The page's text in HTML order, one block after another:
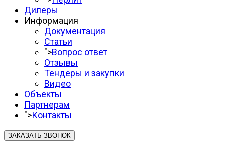
Дилеры
Информация
Документация
Статьи
">Вопрос ответ
Отзывы
Тендеры и закупки
Видео
Объекты
Партнерам
">Контакты
ЗАКАЗАТЬ ЗВОНОК